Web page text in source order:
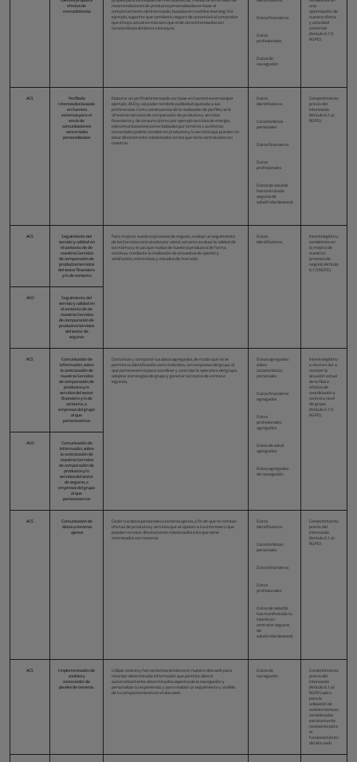
efectos de
mercadotecnia
recomendaciones de productos personalizadas en base al
comportamiento del Interesado, basadas en machine learning. Por
ejemplo, sugerirte que cambies tu seguro de automóvil al comprobar
que el tuyo actual es más caro que el de otros Interesados con
características similares a las suyas.
Datos financieros
Datos
profesionales
Datos de
navegación
una
optimización de
nuestra oferta
y actividad
comercial
(Artículo 6.1.f)
RGPD)
ACS
Perfilado
Interesados basado
en fuentes
externas para el
envío de
comunicaciones
comerciales
personalizadas
Elaborar un perfil del Interesado con base en fuentes externas (por
ejemplo, ASO) y así poder remitirle publicidad ajustada a sus
preferencias. Como consecuencia de la realización de perfiles, se le
ofrecerán servicios de comparación de productos y servicios
financieros y de consumo (como por ejemplo servicios de energía,
telecomunicaciones) comercializados por terceros. Las ofertas
comerciales podrán consistir en productos y/o servicios que pueden no
estar directamente relacionados con los que tiene contratados con
nosotros.
Datos
identificativos
Características
personales
Datos financieros
Datos
profesionales
Datos de salud (si
has contratado
seguros de
salud/vida/decesos)
Consentimiento
previo del
interesado
(Artículo 6.1.a)
RGPD)
ACS
Seguimiento del
servicio y calidad en
el contexto de de
nuestros Servicios
de comparación de
productos/servicios
del sector financiero
y/o de consumo
Para mejorar nuestros procesos de negocio, realizar un seguimiento
de los Servicios contratados por usted, así como evaluar la calidad de
los mismos y el uso que realiza de nuestros productos de forma
continua, mediante la realización de encuestas de opinión y
satisfacción; entrevistas; y estudios de mercado.
Datos
identificativos
Interés legítimo,
consistente en
la mejora de
nuestros
procesos de
negocio (Artículo
6.1.f) RGPD)
ASO
Seguimiento del
servicio y calidad en
el contexto de de
nuestros Servicios
de comparación de
productos/servicios
del sector de
seguros
ACS
Comunicación de
información, sobre
la contratación de
nuestros Servicios
de comparación de
productos y/o
servicios del sector
financiero y/o de
consumo, a
empresas del grupo
al que
pertenecemos
Comunicar y compartir tus datos agregados, de modo que no se
permita tu identificación como individuo, con empresas del grupo al
que pertenecemos para coordinar y controlar la operativa del grupo,
adoptar estrategias de grupo y generar extractos de ventas e
ingresos.
Datos agregados
sobre
características
personales
Datos financieros
agregados
Datos
profesionales
agregados
Datos de salud
agregados
Datos agregados
de navegación
Interés legítimo
a nivel en dar a
conocer la
situación actual
de la filial a
efectos de
coordinación y
control a nivel
de grupo
(Artículo 6.1.f)
RGPD)
ASO
Comunicación de
información, sobre
la contratación de
nuestros Servicios
de comparación de
productos y/o
servicios del sector
de seguros, a
empresas del grupo
al que
pertenecemos
ACS
Comunicación de
datos a terceros
ajenos
Ceder tus datos personales a terceros ajenos, a fin de que te remitan
ofertas de productos y servicios que se ajusten a tus intereses o que
puedan no estar directamente relacionados a los que tiene
contratados con nosotros.
Datos
identificativos
Características
personales
Datos financieros
Datos
profesionales
Datos de salud (si
has manifestado tu
interés en
contratar seguros
de
salud/vida/decesos)
Consentimiento
previo del
Interesado
(Artículo 6.1.a)
RGPD)
ACS
Implementación de
cookies y
contenedor de
píxeles de terceros.
Utilizar cookies y herramientas similares en nuestro sitio web para
recordar determinada información que permita alterar
automáticamente determinados aspectos de la navegación y
personalizar tu experiencia; y para realizar un seguimiento y análisis
de tu comportamiento en el sitio web.
Datos de
navegación
Consentimiento
previo del
interesado
(Artículo 6.1.a)
RGPD) salvo
para la
utilización de
cookies técnicas,
consideradas
estrictamente
necesarias para
el
funcionamiento
del sitio web